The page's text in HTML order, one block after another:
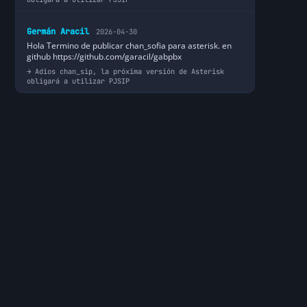
Germán Aracil 2026-04-30
Hola Termino de publicar chan_sofia para asterisk. en
github https://github.com/garacil/gabpbx
Adios chan_sip, la próxima versión de Asterisk
obligará a utilizar PJSIP